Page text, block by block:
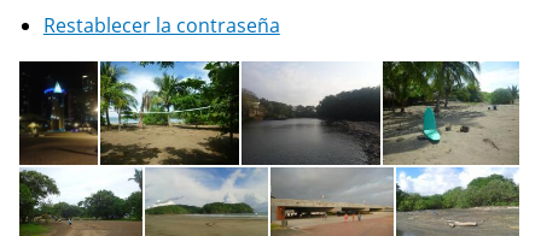
Restablecer la contraseña